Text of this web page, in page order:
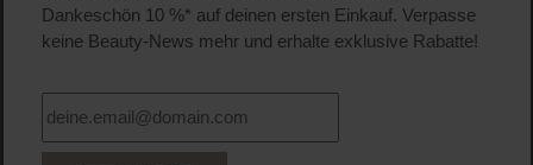
Dankeschön 10 %* auf deinen ersten Einkauf. Verpasse
keine Beauty-News mehr und erhalte exklusive Rabatte!